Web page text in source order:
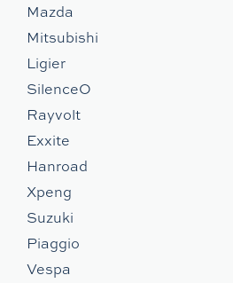
Mazda
Mitsubishi
Ligier
SilenceO
Rayvolt
Exxite
Hanroad
Xpeng
Suzuki
Piaggio
Vespa